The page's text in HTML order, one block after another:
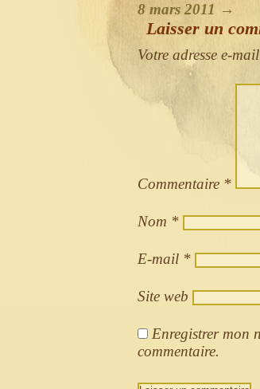
8 mars 2011 →
Laisser un
Votre adresse e-
Commentaire *
Nom *
E-mail *
Site web
Enregistrer mon
commentaire.